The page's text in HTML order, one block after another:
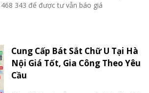
343 để được tư vẫn báo giá
Cung Cấp Bát Sắt Chữ U Tại Hà
Nội Giá Tốt, Gia Công Theo Yêu
Cầu